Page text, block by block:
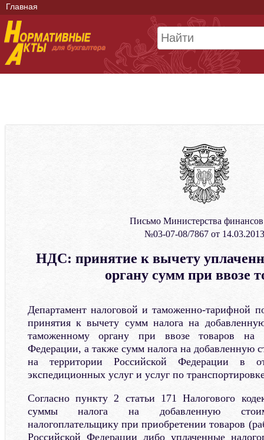
Главная
Письмо Министерства
№03-07-08/7867 от 14.03.2013
НДС: принятие к вычету
органу сумм при ввозе
Департамент налоговой и таможенно-тарифной
принятия к вычету сумм налога на
таможенному органу при ввозе товаров на
Федерации, а также сумм налога на добавленную
на территории Российской Федерации в
экспедиционных услуг и услуг по
Согласно пункту 2 статьи 171 Налогового
суммы налога на добавленную
налогоплательщику при приобретении товаров
Российской Федерации либо уплаченные